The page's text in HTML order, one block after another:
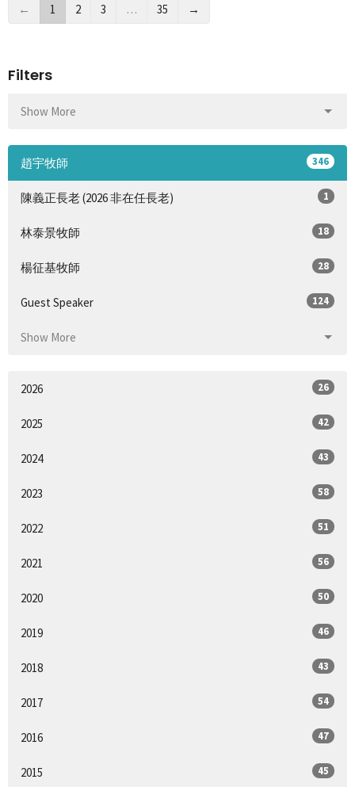
← 1 2 3 … 35 →
Filters
Show More
趙宇牧師 346
陳義正長老 (2026 非在任長老) 1
林泰景牧師 18
楊征基牧師 28
Guest Speaker 124
Show More
2026 26
2025 42
2024 43
2023 58
2022 51
2021 56
2020 50
2019 46
2018 43
2017 54
2016 47
2015 45